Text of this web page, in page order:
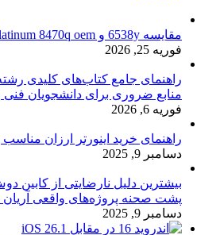
مقایسه 6538y و intel xeon platinum 8470q oem
فوریه 25, 2026
راهنمای جامع کتاب‌های کلیدی
منابع ضروری برای دانشجویان
فوریه 6, 2026
راهنمای خرید اینورتر ارزان مناسب
دسامبر 9, 2025
بیشترین دلیل نارضایتی از
پشت صحنه پروژه‌های واقعی آریان
دسامبر 9, 2025